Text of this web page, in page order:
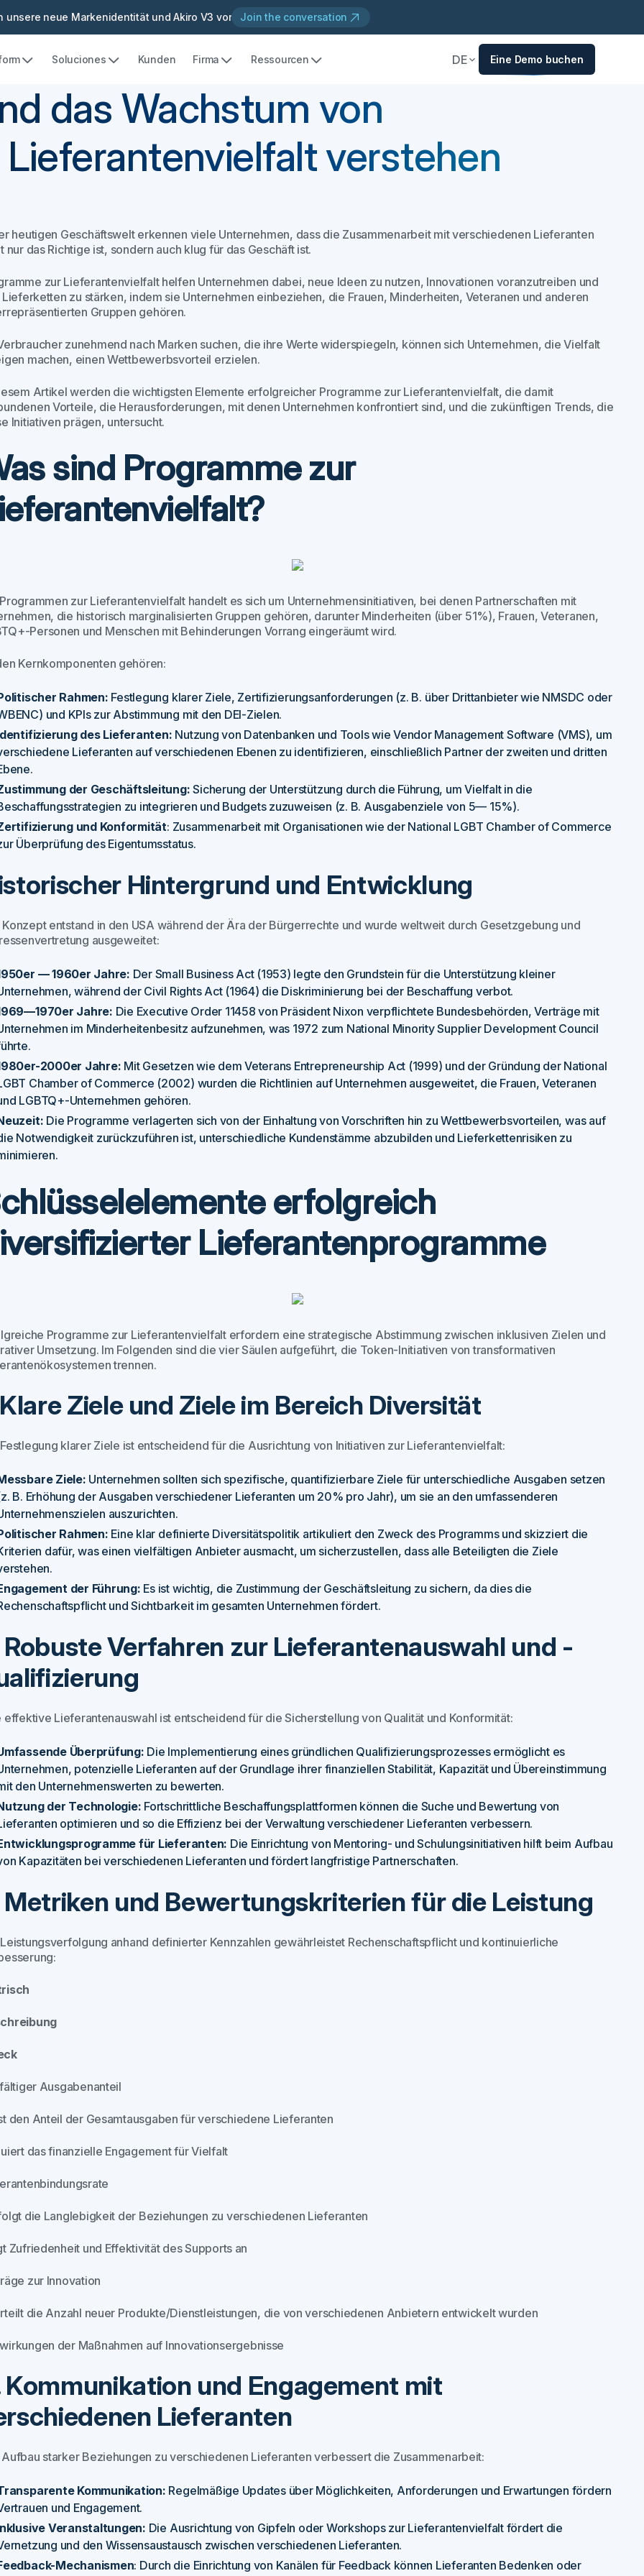
unsere neue Markenidentität und Akiro V3 vor Join the conversation
Soluciones Kunden Firma Ressourcen DE Eine Demo buchen
das Wachstum von
verstehen
heutigen Geschäftswelt erkennen viele Unternehmen, dass die Zusammenarbeit mit verschiedenen Lieferanten
nur das Richtige ist, sondern auch klug für das Geschäft ist.
zur Lieferantenvielfalt helfen Unternehmen dabei, neue Ideen zu nutzen, Innovationen voranzutreiben und
zu stärken, indem sie Unternehmen einbeziehen, die Frauen, Minderheiten, Veteranen und anderen
Gruppen gehören.
zunehmend nach Marken suchen, die ihre Werte widerspiegeln, können sich Unternehmen, die Vielfalt
machen, einen Wettbewerbsvorteil erzielen.
Artikel werden die wichtigsten Elemente erfolgreicher Programme zur Lieferantenvielfalt, die damit
Vorteile, die Herausforderungen, mit denen Unternehmen konfrontiert sind, und die zukünftigen Trends, die
Initiativen prägen, untersucht.
sind Programme zur
zur Lieferantenvielfalt handelt es sich um Unternehmensinitiativen, bei denen Partnerschaften mit
die historisch marginalisierten Gruppen gehören, darunter Minderheiten (über 51%), Frauen, Veteranen,
Personen und Menschen mit Behinderungen Vorrang eingeräumt wird.
Kernkomponenten gehören:
Rahmen: Festlegung klarer Ziele, Zertifizierungsanforderungen (z. B. über Drittanbieter wie NMSDC oder
und KPIs zur Abstimmung mit den DEI-Zielen.
des Lieferanten: Nutzung von Datenbanken und Tools wie Vendor Management Software (VMS), um
Lieferanten auf verschiedenen Ebenen zu identifizieren, einschließlich Partner der zweiten und dritten
der Geschäftsleitung: Sicherung der Unterstützung durch die Führung, um Vielfalt in die
zu integrieren und Budgets zuzuweisen (z. B. Ausgabenziele von 5— 15%).
und Konformität: Zusammenarbeit mit Organisationen wie der National LGBT Chamber of Commerce
Überprüfung des Eigentumsstatus.
Hintergrund und Entwicklung
Konzept entstand in den USA während der Ära der Bürgerrechte und wurde weltweit durch Gesetzgebung und
ausgeweitet:
— 1960er Jahre: Der Small Business Act (1953) legte den Grundstein für die Unterstützung kleiner
während der Civil Rights Act (1964) die Diskriminierung bei der Beschaffung verbot.
Jahre: Die Executive Order 11458 von Präsident Nixon verpflichtete Bundesbehörden, Verträge mit
im Minderheitenbesitz aufzunehmen, was 1972 zum National Minority Supplier Development Council
2000er Jahre: Mit Gesetzen wie dem Veterans Entrepreneurship Act (1999) und der Gründung der National
Chamber of Commerce (2002) wurden die Richtlinien auf Unternehmen ausgeweitet, die Frauen, Veteranen
LGBTQ+-Unternehmen gehören.
Die Programme verlagerten sich von der Einhaltung von Vorschriften hin zu Wettbewerbsvorteilen, was auf
Notwendigkeit zurückzuführen ist, unterschiedliche Kundenstämme abzubilden und Lieferkettenrisiken zu
erfolgreich
Lieferantenprogramme
Programme zur Lieferantenvielfalt erfordern eine strategische Abstimmung zwischen inklusiven Zielen und
Umsetzung. Im Folgenden sind die vier Säulen aufgeführt, die Token-Initiativen von transformativen
trennen.
Klare Ziele und Ziele im Bereich Diversität
klarer Ziele ist entscheidend für die Ausrichtung von Initiativen zur Lieferantenvielfalt:
Ziele: Unternehmen sollten sich spezifische, quantifizierbare Ziele für unterschiedliche Ausgaben setzen
B. Erhöhung der Ausgaben verschiedener Lieferanten um 20% pro Jahr), um sie an den umfassenderen
auszurichten.
Rahmen: Eine klar definierte Diversitätspolitik artikuliert den Zweck des Programms und skizziert die
dafür, was einen vielfältigen Anbieter ausmacht, um sicherzustellen, dass alle Beteiligten die Ziele
der Führung: Es ist wichtig, die Zustimmung der Geschäftsleitung zu sichern, da dies die
und Sichtbarkeit im gesamten Unternehmen fördert.
Robuste Verfahren zur Lieferantenauswahl und -
effektive Lieferantenauswahl ist entscheidend für die Sicherstellung von Qualität und Konformität:
Überprüfung: Die Implementierung eines gründlichen Qualifizierungsprozesses ermöglicht es
potenzielle Lieferanten auf der Grundlage ihrer finanziellen Stabilität, Kapazität und Übereinstimmung
den Unternehmenswerten zu bewerten.
der Technologie: Fortschrittliche Beschaffungsplattformen können die Suche und Bewertung von
optimieren und so die Effizienz bei der Verwaltung verschiedener Lieferanten verbessern.
für Lieferanten: Die Einrichtung von Mentoring- und Schulungsinitiativen hilft beim Aufbau
Kapazitäten bei verschiedenen Lieferanten und fördert langfristige Partnerschaften.
Metriken und Bewertungskriterien für die Leistung
anhand definierter Kennzahlen gewährleistet Rechenschaftspflicht und kontinuierliche
Ausgabenanteil
den Anteil der Gesamtausgaben für verschiedene Lieferanten
das finanzielle Engagement für Vielfalt
die Langlebigkeit der Beziehungen zu verschiedenen Lieferanten
Zufriedenheit und Effektivität des Supports an
zur Innovation
die Anzahl neuer Produkte/Dienstleistungen, die von verschiedenen Anbietern entwickelt wurden
der Maßnahmen auf Innovationsergebnisse
Kommunikation und Engagement mit
Lieferanten
starker Beziehungen zu verschiedenen Lieferanten verbessert die Zusammenarbeit:
Kommunikation: Regelmäßige Updates über Möglichkeiten, Anforderungen und Erwartungen fördern
und Engagement.
Veranstaltungen: Die Ausrichtung von Gipfeln oder Workshops zur Lieferantenvielfalt fördert die
und den Wissensaustausch zwischen verschiedenen Lieferanten.
Mechanismen: Durch die Einrichtung von Kanälen für Feedback können Lieferanten Bedenken oder